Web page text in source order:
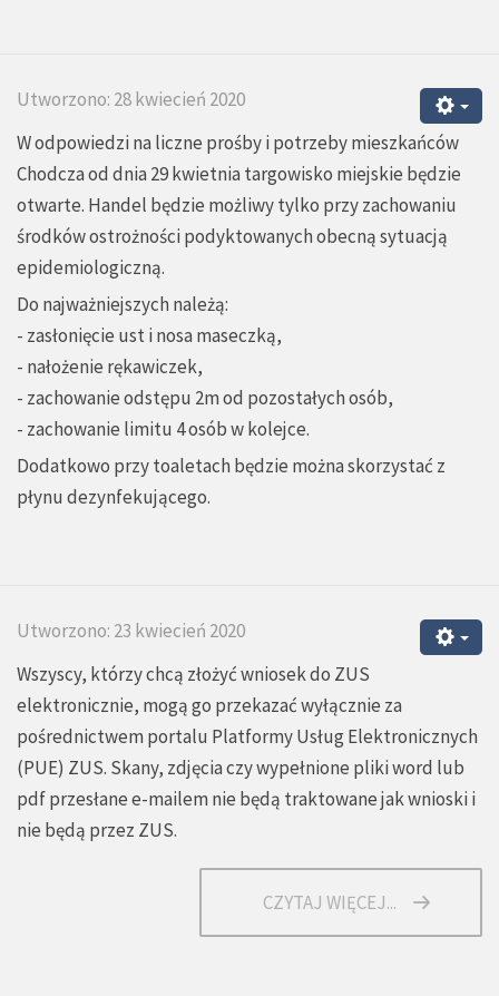
Utworzono: 28 kwiecień 2020
W odpowiedzi na liczne prośby i potrzeby mieszkańców
Chodcza od dnia 29 kwietnia targowisko miejskie będzie
otwarte. Handel będzie możliwy tylko przy zachowaniu
środków ostrożności podyktowanych obecną sytuacją
epidemiologiczną.
Do najważniejszych należą:
- zasłonięcie ust i nosa maseczką,
- nałożenie rękawiczek,
- zachowanie odstępu 2m od pozostałych osób,
- zachowanie limitu 4 osób w kolejce.
Dodatkowo przy toaletach będzie można skorzystać z
płynu dezynfekującego.
Utworzono: 23 kwiecień 2020
Wszyscy, którzy chcą złożyć wniosek do ZUS
elektronicznie, mogą go przekazać wyłącznie za
pośrednictwem portalu Platformy Usług Elektronicznych
(PUE) ZUS. Skany, zdjęcia czy wypełnione pliki word lub
pdf przesłane e-mailem nie będą traktowane jak wnioski i
nie będą przez ZUS.
CZYTAJ WIĘCEJ...